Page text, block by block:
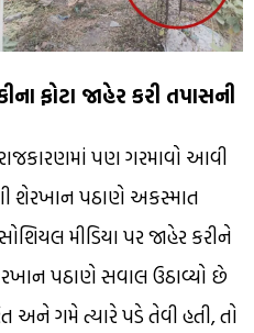
ફોટા જાહેર કરી તપાસની
પણ ગરમાવો આવી
શેરખાન પઠાણે અકસ્માત
મીડિયા પર જાહેર કરીને
પઠાણે સવાલ ઉઠાવ્યો છે
અને ગમે ત્યારે પડે તેવી હતી, તો